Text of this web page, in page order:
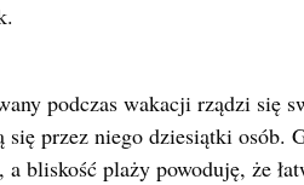
podczas wakacji rządzi się
się przez niego dziesiątki osób.
bliskość plaży powoduję, że